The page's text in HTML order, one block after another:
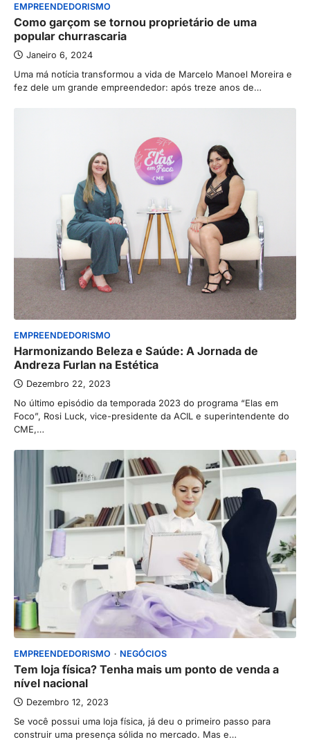
EMPREENDEDORISMO
Como garçom se tornou proprietário de uma
popular churrascaria
Janeiro 6, 2024
Uma má notícia transformou a vida de Marcelo Manoel Moreira e
fez dele um grande empreendedor: após treze anos de…
EMPREENDEDORISMO
Harmonizando Beleza e Saúde: A Jornada de
Andreza Furlan na Estética
Dezembro 22, 2023
No último episódio da temporada 2023 do programa “Elas em
Foco”, Rosi Luck, vice-presidente da ACIL e superintendente do
CME,…
EMPREENDEDORISMO NEGÓCIOS
Tem loja física? Tenha mais um ponto de venda a
nível nacional
Dezembro 12, 2023
Se você possui uma loja física, já deu o primeiro passo para
construir uma presença sólida no mercado. Mas e…